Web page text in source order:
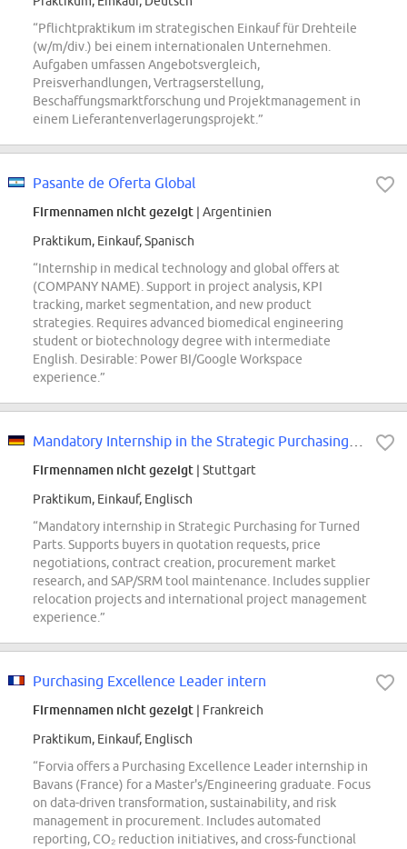
“Pflichtpraktikum im strategischen Einkauf für Drehteile
(w/m/div.) bei einem internationalen Unternehmen.
Aufgaben umfassen Angebotsvergleich,
Preisverhandlungen, Vertragserstellung,
Beschaffungsmarktforschung und Projektmanagement in
einem Lieferantenverlagerungsprojekt.”
Pasante de Oferta Global
Firmennamen nicht gezeigt | Argentinien
Praktikum, Einkauf, Spanisch
“Internship in medical technology and global offers at
(COMPANY NAME). Support in project analysis, KPI
tracking, market segmentation, and new product
strategies. Requires advanced biomedical engineering
student or biotechnology degree with intermediate
English. Desirable: Power BI/Google Workspace
experience.”
Firmennamen nicht gezeigt | Stuttgart
Praktikum, Einkauf, Englisch
“Mandatory internship in Strategic Purchasing for Turned
Parts. Supports buyers in quotation requests, price
negotiations, contract creation, procurement market
research, and SAP/SRM tool maintenance. Includes supplier
relocation projects and international project management
experience.”
Purchasing Excellence Leader intern
Firmennamen nicht gezeigt | Frankreich
Praktikum, Einkauf, Englisch
“Forvia offers a Purchasing Excellence Leader internship in
Bavans (France) for a Master's/Engineering graduate. Focus
on data-driven transformation, sustainability, and risk
management in procurement. Includes automated
reporting, CO₂ reduction initiatives, and cross-functional